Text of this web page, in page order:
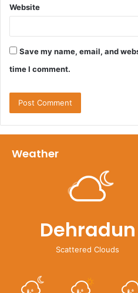
Website
Save my name, email, and
time I comment.
Weather
Dehradun
Scattered Clouds